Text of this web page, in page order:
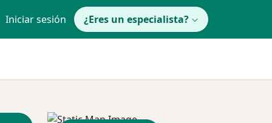
Iniciar sesión ¿Eres un especialista?